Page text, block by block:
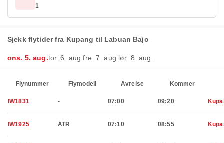
1
Sjekk flytider fra Kupang til Labuan Bajo
ons. 5. aug.tor. 6. aug.fre. 7. aug. lør. 8. aug.
Flynummer Flymodell Avreise Kommer
IW1831 - 07:00 09:20
IW1925 ATR 07:10 08:55